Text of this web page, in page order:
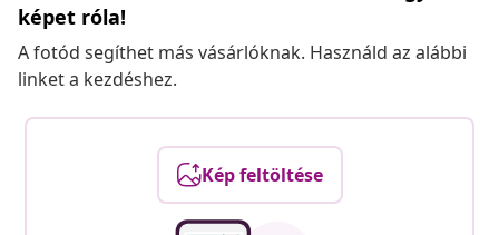
képet róla!
A fotód segíthet más vásárlóknak. Használd az alábbi
linket a kezdéshez.
Kép feltöltése